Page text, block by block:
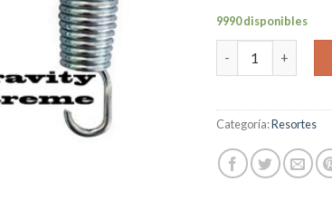
9990 disponibles
Categoría:Resortes